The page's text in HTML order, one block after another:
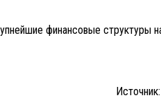
финансовые структуры
Источник: